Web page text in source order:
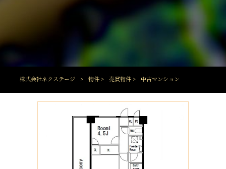
株式会社ネクステージ > 物件 > 売買物件 > 中古マンション